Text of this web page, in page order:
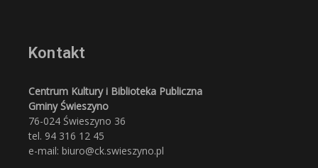
Kontakt
Centrum Kultury i Biblioteka Publiczna
Gminy Świeszyno
76-024 Świeszyno 36
tel. 94 316 12 45
e-mail: biuro@ck.swieszyno.pl